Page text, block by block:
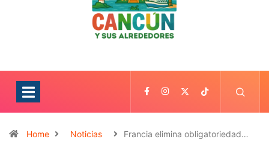
Home Noticias Francia elimina obligatoriedad…